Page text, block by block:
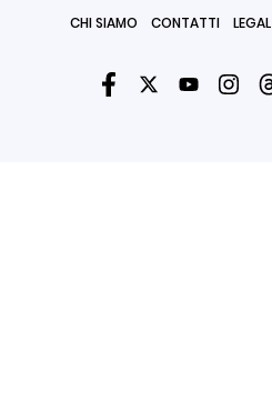
CHI SIAMO CONTATTI LEGAL